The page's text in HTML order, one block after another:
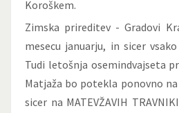
Koroškem.
Zimska prireditev - Gradovi
mesecu januarju, in sicer
Tudi letošnja osemindvajseta
Matjaža bo potekla ponovno
sicer na MATEVŽAVIH